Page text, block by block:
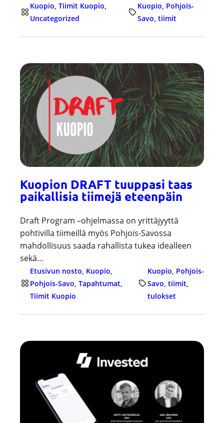
Kuopio Tiimit Kuopio
Uncategorized
Kuopio Pohjois-
Savo tiimit
Kuopion DRAFT tuuppasi taas
paikallisia tiimejä eteenpäin
Draft Program –ohjelmassa on yrittäjyyttä
pohtivilla tiimeillä myös Pohjois-Savossa
mahdollisuus saada rahallista tukea idealleen
sekä…
Etusivun nosto Kuopio
Pohjois-Savo Tapahtumat
Tiimit Kuopio
Kuopio Pohjois-
Savo tiimit
tulokset